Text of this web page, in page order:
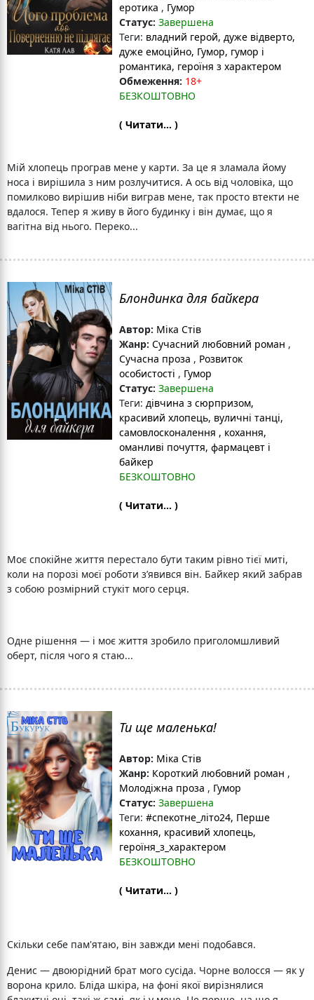
еротика , Гумор
Статус: Завершена
Теги: владний герой, дуже відверто,
дуже емоційно, Гумор, гумор і
романтика, героїня з характером
Обмеження: 18+
БЕЗКОШТОВНО
( Читати... )
Мій хлопець програв мене у карти. За це я зламала йому
носа і вирішила з ним розлучитися. А ось від чоловіка, що
помилково вирішив ніби виграв мене, так просто втекти не
вдалося. Тепер я живу в його будинку і він думає, що я
вагітна від нього. Переко...
Блондинка для байкера
Автор: Міка Стів
Жанр: Сучасний любовний роман ,
Сучасна проза , Розвиток
особистості , Гумор
Статус: Завершена
Теги: дівчина з сюрпризом,
красивий хлопець, вуличні танці,
самовлосконалення , кохання,
оманливі почуття, фармацевт і
байкер
БЕЗКОШТОВНО
( Читати... )
Моє спокійне життя перестало бути таким рівно тієї миті,
коли на порозі моєї роботи зʼявився він. Байкер який забрав
з собою розмірний стукіт мого серця.
Одне рішення — і моє життя зробило приголомшливий
оберт, після чого я стаю...
Ти ще маленька!
Автор: Міка Стів
Жанр: Короткий любовний роман ,
Молодіжна проза , Гумор
Статус: Завершена
Теги: #спекотне_літо24, Перше
кохання, красивий хлопець,
героїня_з_характером
БЕЗКОШТОВНО
( Читати... )
Скільки себе пам'ятаю, він завжди мені подобався.
Денис — двоюрідний брат мого сусіда. Чорне волосся — як у
ворона крило. Бліда шкіра, на фоні якої вирізнялися